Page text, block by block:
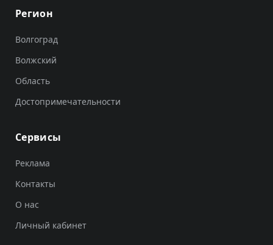
Регион
Волгоград
Волжский
Область
Достопримечательности
Сервисы
Реклама
Контакты
О нас
Личный кабинет